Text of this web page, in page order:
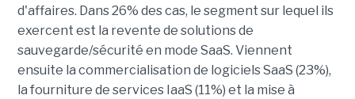
d'affaires. Dans 26% des cas, le segment sur lequel ils
exercent est la revente de solutions de
sauvegarde/sécurité en mode SaaS. Viennent
ensuite la commercialisation de logiciels SaaS (23%),
la fourniture de services IaaS (11%) et la mise à